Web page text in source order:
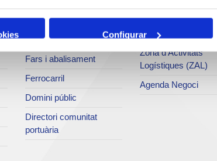
Configurar
Tarifes i taxes
Centre d'acreditacions
Fars i abalisament
Ferrocarril
Domini públic
Directori comunitat
portuària
Intermodalitat
Zona d'Activitats
Logístiques (ZAL)
Agenda Negoci